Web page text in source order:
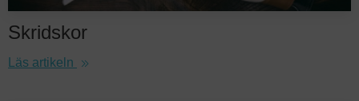
Skridskor
Läs artikeln